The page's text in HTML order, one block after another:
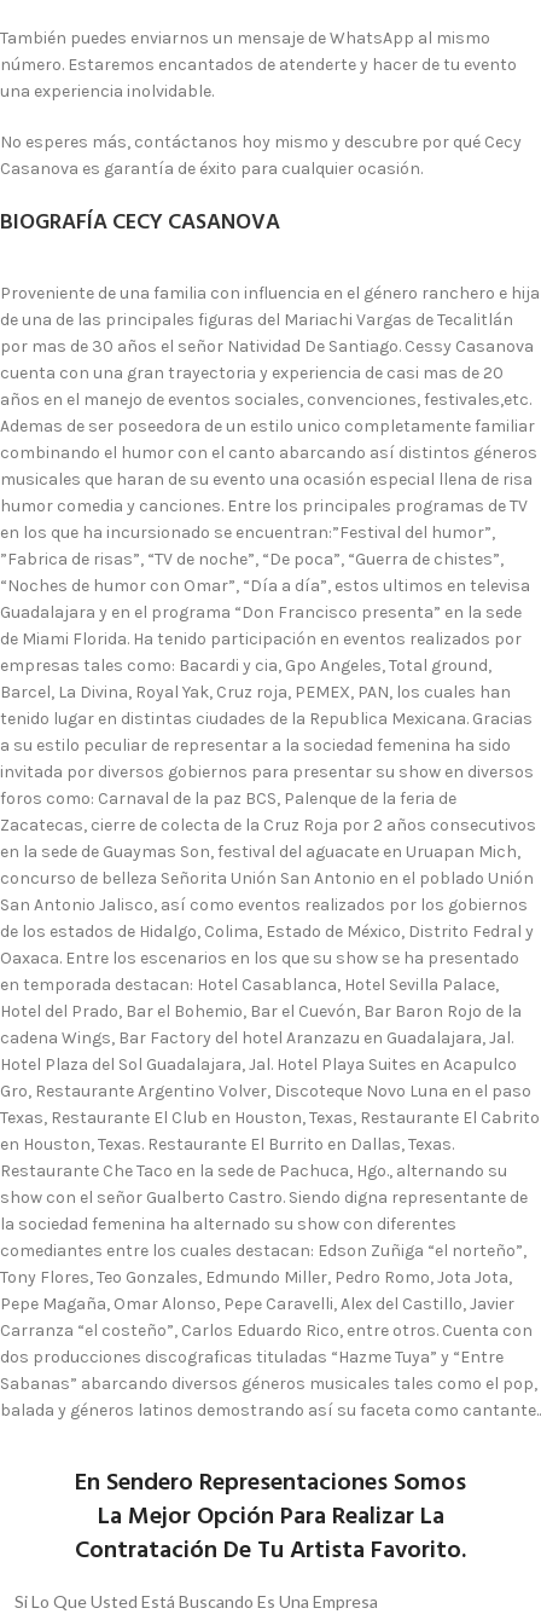
También puedes enviarnos un mensaje de WhatsApp al mismo
número. Estaremos encantados de atenderte y hacer de tu evento
una experiencia inolvidable.
No esperes más, contáctanos hoy mismo y descubre por qué Cecy
Casanova es garantía de éxito para cualquier ocasión.
BIOGRAFÍA CECY CASANOVA
Proveniente de una familia con influencia en el género ranchero e hija
de una de las principales figuras del Mariachi Vargas de Tecalitlán
por mas de 30 años el señor Natividad De Santiago. Cessy Casanova
cuenta con una gran trayectoria y experiencia de casi mas de 20
años en el manejo de eventos sociales, convenciones, festivales,etc.
Ademas de ser poseedora de un estilo unico completamente familiar
combinando el humor con el canto abarcando así distintos géneros
musicales que haran de su evento una ocasión especial llena de risa
humor comedia y canciones. Entre los principales programas de TV
en los que ha incursionado se encuentran:”Festival del humor”,
”Fabrica de risas”, “TV de noche”, “De poca”, “Guerra de chistes”,
“Noches de humor con Omar”, “Día a día”, estos ultimos en televisa
Guadalajara y en el programa “Don Francisco presenta” en la sede
de Miami Florida. Ha tenido participación en eventos realizados por
empresas tales como: Bacardi y cia, Gpo Angeles, Total ground,
Barcel, La Divina, Royal Yak, Cruz roja, PEMEX, PAN, los cuales han
tenido lugar en distintas ciudades de la Republica Mexicana. Gracias
a su estilo peculiar de representar a la sociedad femenina ha sido
invitada por diversos gobiernos para presentar su show en diversos
foros como: Carnaval de la paz BCS, Palenque de la feria de
Zacatecas, cierre de colecta de la Cruz Roja por 2 años consecutivos
en la sede de Guaymas Son, festival del aguacate en Uruapan Mich,
concurso de belleza Señorita Unión San Antonio en el poblado Unión
San Antonio Jalisco, así como eventos realizados por los gobiernos
de los estados de Hidalgo, Colima, Estado de México, Distrito Fedral y
Oaxaca. Entre los escenarios en los que su show se ha presentado
en temporada destacan: Hotel Casablanca, Hotel Sevilla Palace,
Hotel del Prado, Bar el Bohemio, Bar el Cuevón, Bar Baron Rojo de la
cadena Wings, Bar Factory del hotel Aranzazu en Guadalajara, Jal.
Hotel Plaza del Sol Guadalajara, Jal. Hotel Playa Suites en Acapulco
Gro, Restaurante Argentino Volver, Discoteque Novo Luna en el paso
Texas, Restaurante El Club en Houston, Texas, Restaurante El Cabrito
en Houston, Texas. Restaurante El Burrito en Dallas, Texas.
Restaurante Che Taco en la sede de Pachuca, Hgo., alternando su
show con el señor Gualberto Castro. Siendo digna representante de
la sociedad femenina ha alternado su show con diferentes
comediantes entre los cuales destacan: Edson Zuñiga “el norteño”,
Tony Flores, Teo Gonzales, Edmundo Miller, Pedro Romo, Jota Jota,
Pepe Magaña, Omar Alonso, Pepe Caravelli, Alex del Castillo, Javier
Carranza “el costeño”, Carlos Eduardo Rico, entre otros. Cuenta con
dos producciones discograficas tituladas “Hazme Tuya” y “Entre
Sabanas” abarcando diversos géneros musicales tales como el pop,
balada y géneros latinos demostrando así su faceta como cantante..
En Sendero Representaciones Somos
La Mejor Opción Para Realizar La
Contratación De Tu Artista Favorito.
Si Lo Que Usted Está Buscando Es Una Empresa